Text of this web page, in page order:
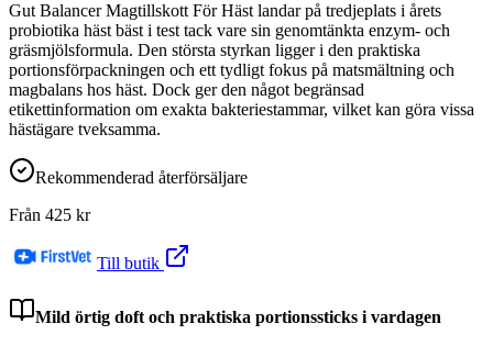
Gut Balancer Magtillskott För Häst landar på tredjeplats i årets
probiotika häst bäst i test tack vare sin genomtänkta enzym- och
gräsmjölsformula. Den största styrkan ligger i den praktiska
portionsförpackningen och ett tydligt fokus på matsmältning och
magbalans hos häst. Dock ger den något begränsad
etikettinformation om exakta bakteriestammar, vilket kan göra vissa
hästägare tveksamma.
Rekommenderad återförsäljare
Från 425 kr
Till butik
Mild örtig doft och praktiska portionssticks i vardagen